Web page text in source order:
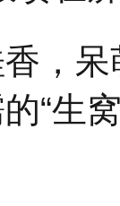
，
“生